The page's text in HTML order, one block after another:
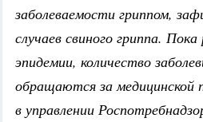
заболеваемости гриппом,
случаев свиного гриппа.
эпидемии, количество
обращаются за
в управлении